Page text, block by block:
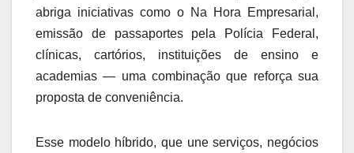
abriga iniciativas como o Na Hora Empresarial,
emissão de passaportes pela Polícia Federal,
clínicas, cartórios, instituições de ensino e
academias — uma combinação que reforça sua
proposta de conveniência.
Esse modelo híbrido, que une serviços, negócios